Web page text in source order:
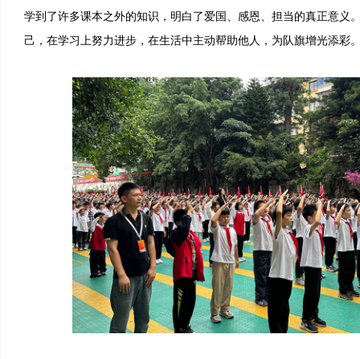
学到了许多课本之外的知识，明白了爱国、感恩、担当的真正意义
己，在学习上努力进步，在生活中主动帮助他人，为队旗增光添彩